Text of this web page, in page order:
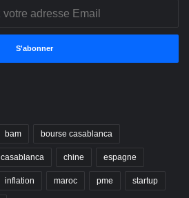
bam bourse casablanca
casablanca chine espagne
inflation maroc pme startup